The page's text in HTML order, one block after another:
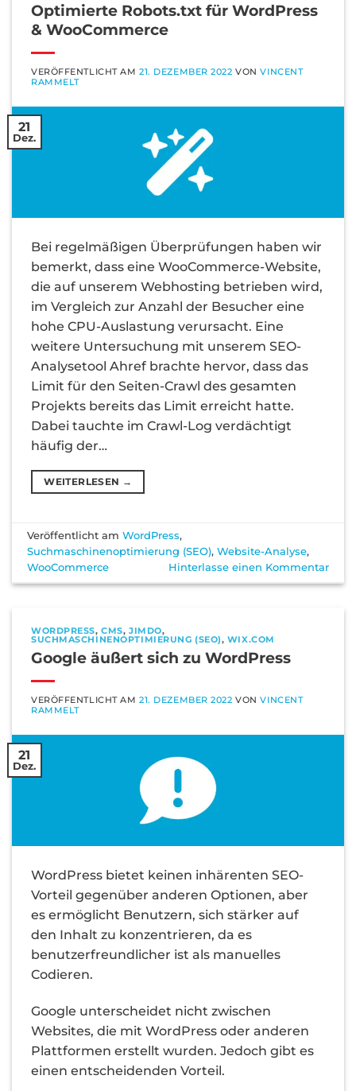
Optimierte Robots.txt für WordPress
& WooCommerce
VERÖFFENTLICHT AM21. DEZEMBER 2022 VONVINCENT
RAMMELT
21
Dez.
Bei regelmäßigen Überprüfungen haben wir
bemerkt, dass eine WooCommerce-Website,
die auf unserem Webhosting betrieben wird,
im Vergleich zur Anzahl der Besucher eine
hohe CPU-Auslastung verursacht. Eine
weitere Untersuchung mit unserem SEO-
Analysetool Ahref brachte hervor, dass das
Limit für den Seiten-Crawl des gesamten
Projekts bereits das Limit erreicht hatte.
Dabei tauchte im Crawl-Log verdächtigt
häufig der…
WEITERLESEN →
Veröffentlicht amWordPress,
Suchmaschinenoptimierung (SEO),Website-Analyse,
WooCommerce
Hinterlasse einen Kommentar
WORDPRESS,CMS, JIMDO,
SUCHMASCHINENOPTIMIERUNG (SEO), WIX.COM
Google äußert sich zu WordPress
VERÖFFENTLICHT AM21. DEZEMBER 2022 VONVINCENT
RAMMELT
21
Dez.
WordPress bietet keinen inhärenten SEO-
Vorteil gegenüber anderen Optionen, aber
es ermöglicht Benutzern, sich stärker auf
den Inhalt zu konzentrieren, da es
benutzerfreundlicher ist als manuelles
Codieren.
Google unterscheidet nicht zwischen
Websites, die mit WordPress oder anderen
Plattformen erstellt wurden. Jedoch gibt es
einen entscheidenden Vorteil.